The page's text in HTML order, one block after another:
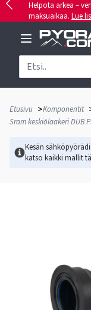
Helpota arkea –
maksuaikaa. Lue
Etusivu >Komponentit
Sram keskiölaakeri DUB
Kesän
katso kaikki mallit